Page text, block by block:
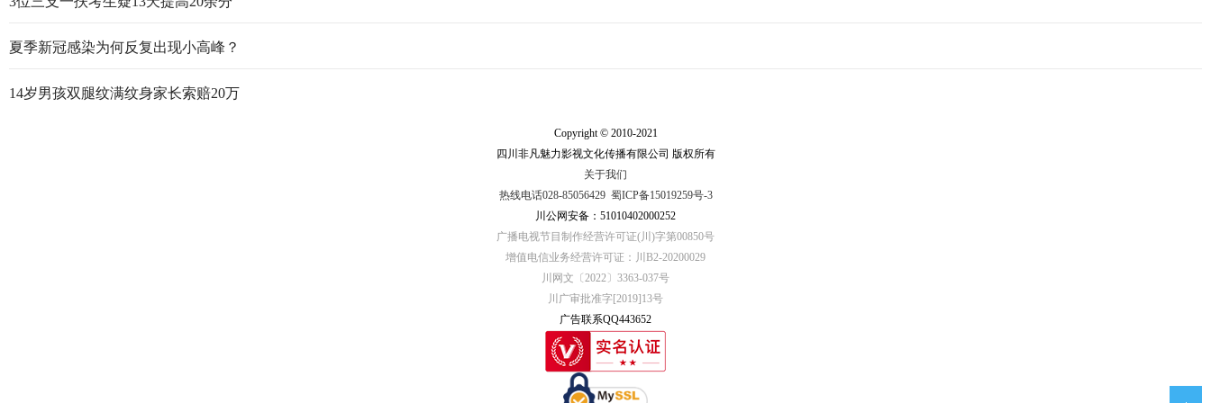
夏季新冠感染为何反复出现小高峰？
14岁男孩双腿纹满纹身家长索赔20万
Copyright © 2010-2021
四川非凡魅力影视文化传播有限公司 版权所有
关于我们
热线电话028-85056429 蜀ICP备15019259号-3
川公网安备：51010402000252
广播电视节目制作经营许可证(川)字第00850号
增值电信业务经营许可证：川B2-20200029
川网文〔2022〕3363-037号
川广审批准字[2019]13号
广告联系QQ443652